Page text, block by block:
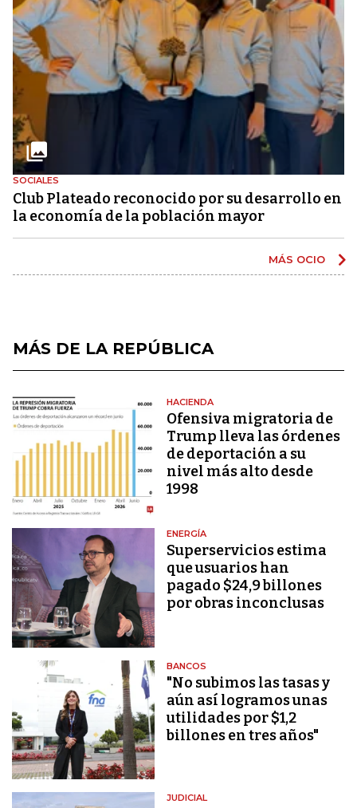
SOCIALES
Club Plateado reconocido por su desarrollo en
la economía de la población mayor
MÁS OCIO
MÁS DE LA REPÚBLICA
HACIENDA
Ofensiva migratoria de
Trump lleva las órdenes
de deportación a su
nivel más alto desde
1998
ENERGÍA
Superservicios estima
que usuarios han
pagado $24,9 billones
por obras inconclusas
BANCOS
"No subimos las tasas y
aún así logramos unas
utilidades por $1,2
billones en tres años"
JUDICIAL